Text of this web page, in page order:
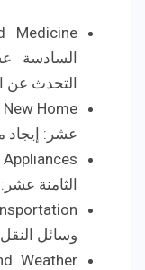
السادسة
التحدث عن
عشر: إيجاد
الثامنة
وسائل